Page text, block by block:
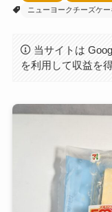
ニューヨークチーズケー
当サイトは
を利用して収益を